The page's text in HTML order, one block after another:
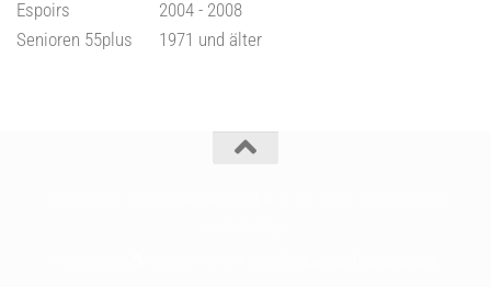
Espoirs
2004 - 2008
Senioren 55plus
1971 und älter